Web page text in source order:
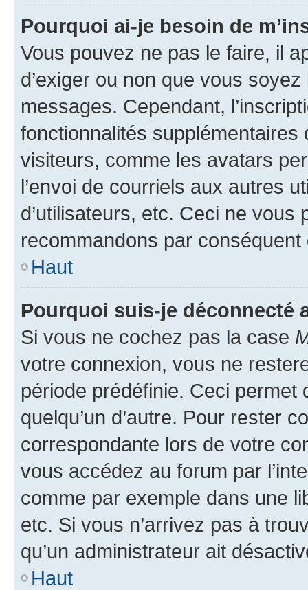
Pourquoi ai-je besoin de
Vous pouvez ne pas le faire, il
d’exiger ou non que vous
messages. Cependant,
fonctionnalités
visiteurs, comme les avatars
l’envoi de courriels aux autres
d’utilisateurs, etc. Ceci ne vous
recommandons par conséquent
Haut
Pourquoi suis-je déconnecté
Si vous ne cochez pas la case
votre connexion, vous ne
période prédéfinie. Ceci permet
quelqu’un d’autre. Pour rester
correspondante lors de votre
vous accédez au forum par
comme par exemple dans une
etc. Si vous n’arrivez pas à
qu’un administrateur ait
Haut